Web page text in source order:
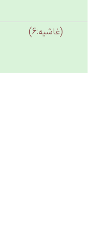
(غاشيه:6)